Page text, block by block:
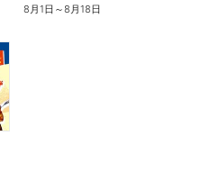
8月1日 ～8月18日